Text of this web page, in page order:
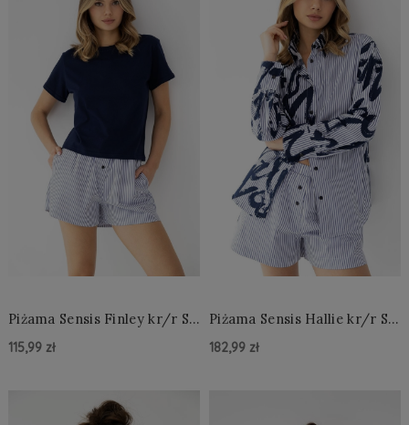
Piżama Sensis Finley kr/r S-
115,99 zł
Piżama Sensis Hallie kr/r S-
182,99 zł